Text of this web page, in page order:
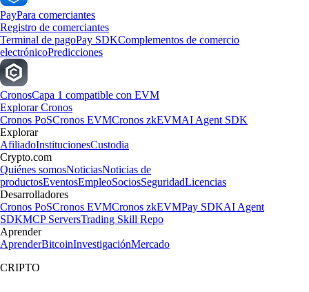
PayPara comerciantes
Registro de comerciantes
Terminal de pagoPay SDKComplementos de comercio
electrónicoPredicciones
CronosCapa 1 compatible con EVM
Explorar Cronos
Cronos PoSCronos EVMCronos zkEVMAI Agent SDK
Explorar
AfiliadoInstitucionesCustodia
Crypto.com
Quiénes somosNoticiasNoticias de
productosEventosEmpleoSociosSeguridadLicencias
Desarrolladores
Cronos PoSCronos EVMCronos zkEVMPay SDKAI Agent
SDKMCP ServersTrading Skill Repo
Aprender
AprenderBitcoinInvestigaciónMercado
CRIPTO